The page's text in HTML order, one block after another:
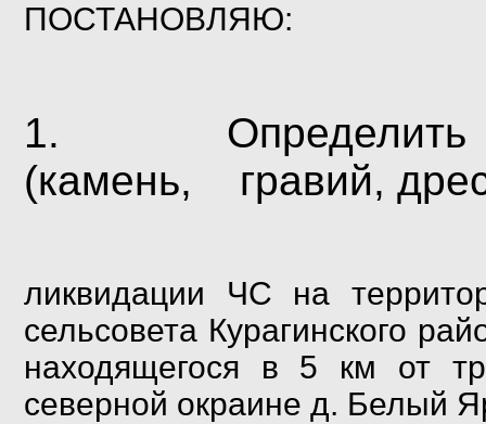
ПОСТАНОВЛЯЮ:
1.
(камень, гравий,
ликвидации ЧС на
сельсовета Курагинского
находящегося в 5 км от
северной окраине д. Белый